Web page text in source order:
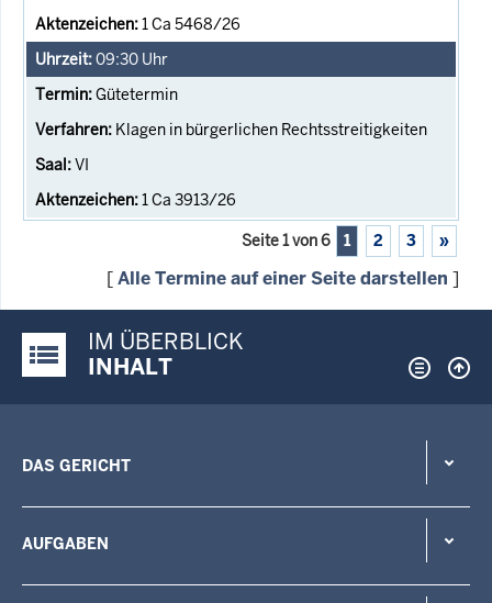
1 Ca 5468/26
09:30 Uhr
Gütetermin
Klagen in bürgerlichen Rechtsstreitigkeiten
VI
1 Ca 3913/26
Seite 1 von 6 1 2 3 »
[Alle Termine auf einer Seite darstellen ]
Justiz-Portal im Überblick:
IM ÜBERBLICK
INHALT
DAS GERICHT
AUFGABEN